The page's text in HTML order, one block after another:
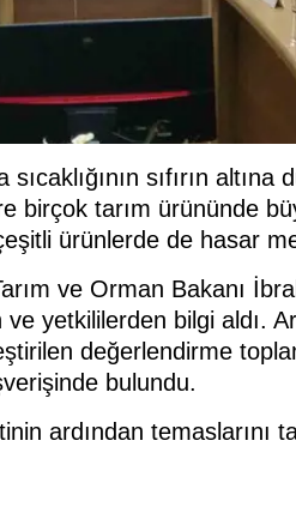
sıfırın
birçok tarım ürününde
ürünlerde de hasar
ve Orman Bakanı
yetkililerden bilgi aldı.
değerlendirme
bulundu.
ardından